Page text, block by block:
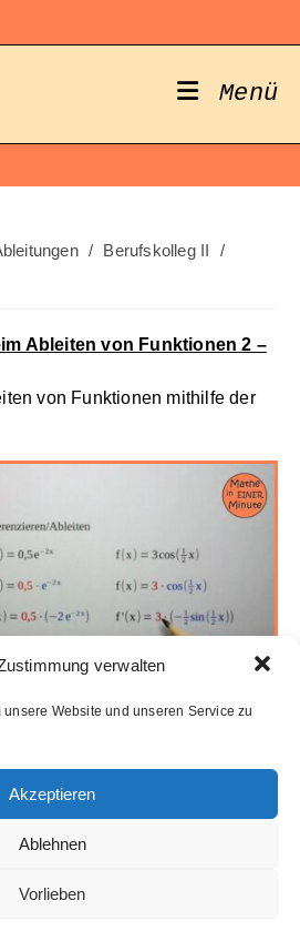
verwalten
Website und unseren Service zu
Akzeptieren
Ablehnen
Vorlieben
Menü
/ Berufskolleg II
/
Ableiten von Funktionen 2 –
von Funktionen mithilfe der